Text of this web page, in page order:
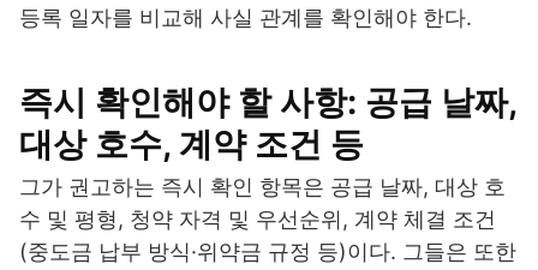
등록 일자를 비교해 사실 관계를 확인해야 한다.
즉시 확인해야 할 사항: 공급 날짜,
대상 호수, 계약 조건 등
그가 권고하는 즉시 확인 항목은 공급 날짜, 대상 호
수 및 평형, 청약 자격 및 우선순위, 계약 체결 조건
(중도금 납부 방식·위약금 규정 등)이다. 그들은 또한